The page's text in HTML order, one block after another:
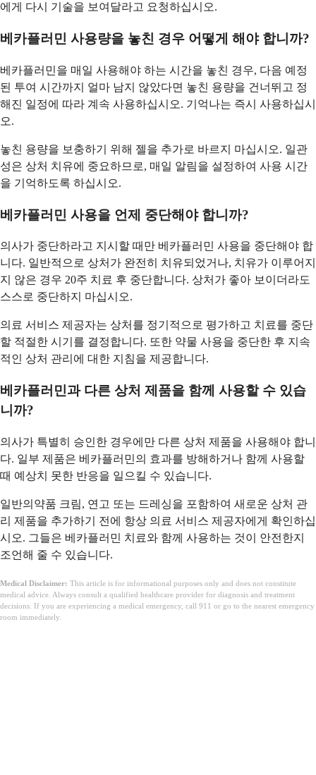
에게 다시 기술을 보여달라고 요청하십시오.
베카플러민 사용량을 놓친 경우 어떻게 해야 합니까?
베카플러민을 매일 사용해야 하는 시간을 놓친 경우, 다음 예정
된 투여 시간까지 얼마 남지 않았다면 놓친 용량을 건너뛰고 정
해진 일정에 따라 계속 사용하십시오. 기억나는 즉시 사용하십시
오.
놓친 용량을 보충하기 위해 젤을 추가로 바르지 마십시오. 일관
성은 상처 치유에 중요하므로, 매일 알림을 설정하여 사용 시간
을 기억하도록 하십시오.
베카플러민 사용을 언제 중단해야 합니까?
의사가 중단하라고 지시할 때만 베카플러민 사용을 중단해야 합
니다. 일반적으로 상처가 완전히 치유되었거나, 치유가 이루어지
지 않은 경우 20주 치료 후 중단합니다. 상처가 좋아 보이더라도
스스로 중단하지 마십시오.
의료 서비스 제공자는 상처를 정기적으로 평가하고 치료를 중단
할 적절한 시기를 결정합니다. 또한 약물 사용을 중단한 후 지속
적인 상처 관리에 대한 지침을 제공합니다.
베카플러민과 다른 상처 제품을 함께 사용할 수 있습
니까?
의사가 특별히 승인한 경우에만 다른 상처 제품을 사용해야 합니
다. 일부 제품은 베카플러민의 효과를 방해하거나 함께 사용할
때 예상치 못한 반응을 일으킬 수 있습니다.
일반의약품 크림, 연고 또는 드레싱을 포함하여 새로운 상처 관
리 제품을 추가하기 전에 항상 의료 서비스 제공자에게 확인하십
시오. 그들은 베카플러민 치료와 함께 사용하는 것이 안전한지
조언해 줄 수 있습니다.
Medical Disclaimer: This article is for informational purposes only and does not constitute
medical advice. Always consult a qualified healthcare provider for diagnosis and treatment
decisions. If you are experiencing a medical emergency, call 911 or go to the nearest emergency
room immediately.